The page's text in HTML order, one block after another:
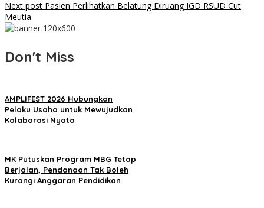
Next post Pasien Perlihatkan Belatung Diruang IGD RSUD Cut
Meutia
Don't Miss
AMPLIFEST 2026 Hubungkan
Pelaku Usaha untuk Mewujudkan
Kolaborasi Nyata
MK Putuskan Program MBG Tetap
Berjalan, Pendanaan Tak Boleh
Kurangi Anggaran Pendidikan